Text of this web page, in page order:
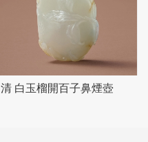
清 白玉榴開百子鼻煙壺